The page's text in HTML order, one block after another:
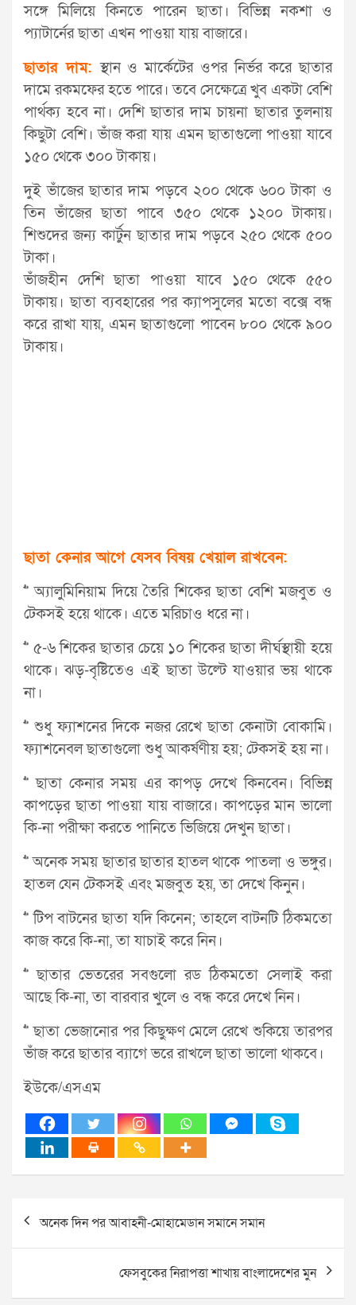
সঙ্গে মিলিয়ে কিনতে পারেন ছাতা। বিভিন্ন নকশা ও
প্যাটার্নের ছাতা এখন পাওয়া যায় বাজারে।
ছাতার দাম:স্থান ও মার্কেটের ওপর নির্ভর করে ছাতার
দামে রকমফের হতে পারে। তবে সেক্ষেত্রে খুব একটা বেশি
পার্থক্য হবে না। দেশি ছাতার দাম চায়না ছাতার তুলনায়
কিছুটা বেশি। ভাঁজ করা যায় এমন ছাতাগুলো পাওয়া যাবে
১৫০ থেকে ৩০০ টাকায়।
দুই ভাঁজের ছাতার দাম পড়বে ২০০ থেকে ৬০০ টাকা ও
তিন ভাঁজের ছাতা পাবে ৩৫০ থেকে ১২০০ টাকায়।
শিশুদের জন্য কার্টুন ছাতার দাম পড়বে ২৫০ থেকে ৫০০
টাকা।
ভাঁজহীন দেশি ছাতা পাওয়া যাবে ১৫০ থেকে ৫৫০
টাকায়। ছাতা ব্যবহারের পর ক্যাপসুলের মতো বক্সে বন্ধ
করে রাখা যায়, এমন ছাতাগুলো পাবেন ৮০০ থেকে ৯০০
টাকায়।
ছাতা কেনার আগে যেসব বিষয় খেয়াল রাখবেন:
>> অ্যালুমিনিয়াম দিয়ে তৈরি শিকের ছাতা বেশি মজবুত ও
টেকসই হয়ে থাকে। এতে মরিচাও ধরে না।
>> ৫-৬ শিকের ছাতার চেয়ে ১০ শিকের ছাতা দীর্ঘস্থায়ী হয়ে
থাকে। ঝড়-বৃষ্টিতেও এই ছাতা উল্টে যাওয়ার ভয় থাকে
না।
>> শুধু ফ্যাশনের দিকে নজর রেখে ছাতা কেনাটা বোকামি।
ফ্যাশনেবল ছাতাগুলো শুধু আকর্ষণীয় হয়; টেকসই হয় না।
>> ছাতা কেনার সময় এর কাপড় দেখে কিনবেন। বিভিন্ন
কাপড়ের ছাতা পাওয়া যায় বাজারে। কাপড়ের মান ভালো
কি-না পরীক্ষা করতে পানিতে ভিজিয়ে দেখুন ছাতা।
>> অনেক সময় ছাতার ছাতার হাতল থাকে পাতলা ও ভঙ্গুর।
হাতল যেন টেকসই এবং মজবুত হয়, তা দেখে কিনুন।
>> টিপ বাটনের ছাতা যদি কিনেন; তাহলে বাটনটি ঠিকমতো
কাজ করে কি-না, তা যাচাই করে নিন।
>> ছাতার ভেতরের সবগুলো রড ঠিকমতো সেলাই করা
আছে কি-না, তা বারবার খুলে ও বন্ধ করে দেখে নিন।
>> ছাতা ভেজানোর পর কিছুক্ষণ মেলে রেখে শুকিয়ে তারপর
ভাঁজ করে ছাতার ব্যাগে ভরে রাখলে ছাতা ভালো থাকবে।
ইউকে/এসএম
Post
navigation
অনেক দিন পর আবাহনী-মোহামেডান সমানে সমান
ফেসবুকের নিরাপত্তা শাখায় বাংলাদেশের মুন